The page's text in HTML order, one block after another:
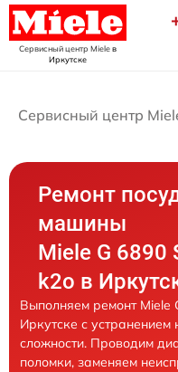
Сервисный центр Mieleв
Иркутске
Сервисный центр
Ремонт
машины
Miele G 6890
k2o в
Выполняем ремонт Miele
Иркутске с
сложности. Проводим
поломки, заменяем